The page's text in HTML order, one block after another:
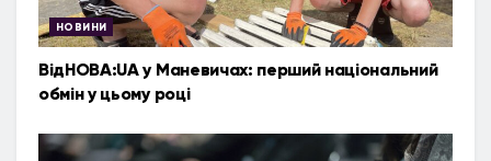
НОВИНИ
ВідНОВА:UA у Маневичах: перший національний
обмін у цьому році